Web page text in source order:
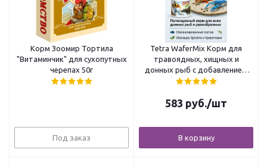
Корм Зоомир Тортила
"Витаминчик" для сухопутных
черепах 50г
Под заказ
Tetra WaferMix Корм для
травоядных, хищных и
донных рыб с добавлением
креветок, 100 мл
583 руб./шт
В корзину